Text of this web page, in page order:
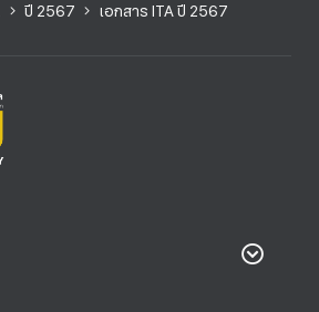
ปี 2567 เอกสาร ITA ปี 2567